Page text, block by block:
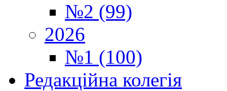
№2 (99)
2026
№1 (100)
Редакційна колегія